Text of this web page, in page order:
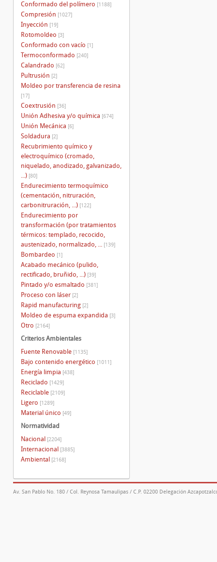
Conformado del polímero [1188]
Compresión [1027]
Inyección [19]
Rotomoldeo [3]
Conformado con vacío [1]
Termoconformado [240]
Calandrado [62]
Pultrusión [2]
Moldeo por transferencia de resina
[17]
Coextrusión [36]
Unión Adhesiva y/o química [674]
Unión Mecánica [6]
Soldadura [2]
Recubrimiento químico y
electroquímico (cromado,
niquelado, anodizado, galvanizado,
...) [80]
Endurecimiento termoquímico
(cementación, nitruración,
carbonitruración, ...) [122]
Endurecimiento por
transformación (por tratamientos
térmicos: templado, recocido,
austenizado, normalizado, ...
[139]
Bombardeo [1]
Acabado mecánico (pulido,
rectificado, bruñido, ...) [39]
Pintado y/o esmaltado [381]
Proceso con láser [2]
Rapid manufacturing [2]
Moldeo de espuma expandida [3]
Otro [2164]
Criterios Ambientales
Fuente Renovable [1135]
Bajo contenido energético [1011]
Energía limpia [438]
Reciclado [1429]
Reciclable [2109]
Ligero [1289]
Material único [49]
Normatividad
Nacional [2204]
Internacional [3885]
Ambiental [2168]
Av. San Pablo No. 180 / Col. Reynosa Tamaulipas / C.P. 02200 Delegación